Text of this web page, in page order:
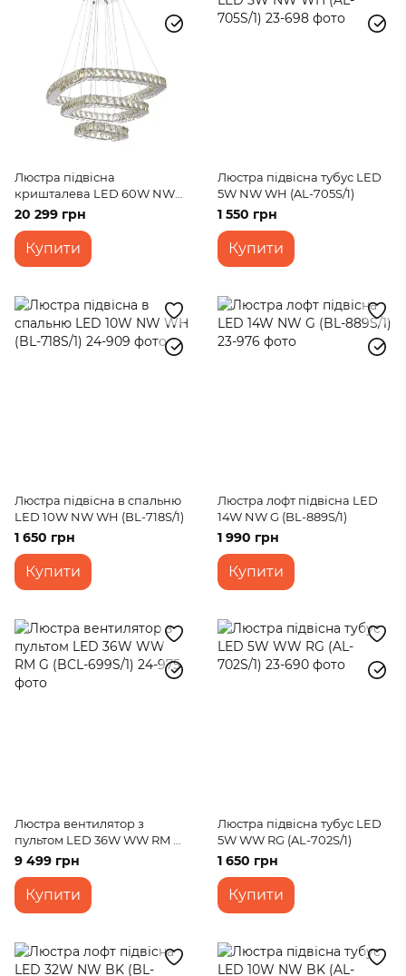
Люстра підвісна
кришталева LED 60W NW
CH (BR-970S/3)
20 299 грн
Купити
Люстра підвісна тубус LED
5W NW WH (AL-705S/1)
1 550 грн
Купити
Люстра підвісна в спальню
LED 10W NW WH (BL-718S/1)
1 650 грн
Купити
Люстра лофт підвісна LED
14W NW G (BL-889S/1)
1 990 грн
Купити
Люстра вентилятор з
пультом LED 36W WW RM G
(BCL-699S/1)
9 499 грн
Купити
Люстра підвісна тубус LED
5W WW RG (AL-702S/1)
1 650 грн
Купити